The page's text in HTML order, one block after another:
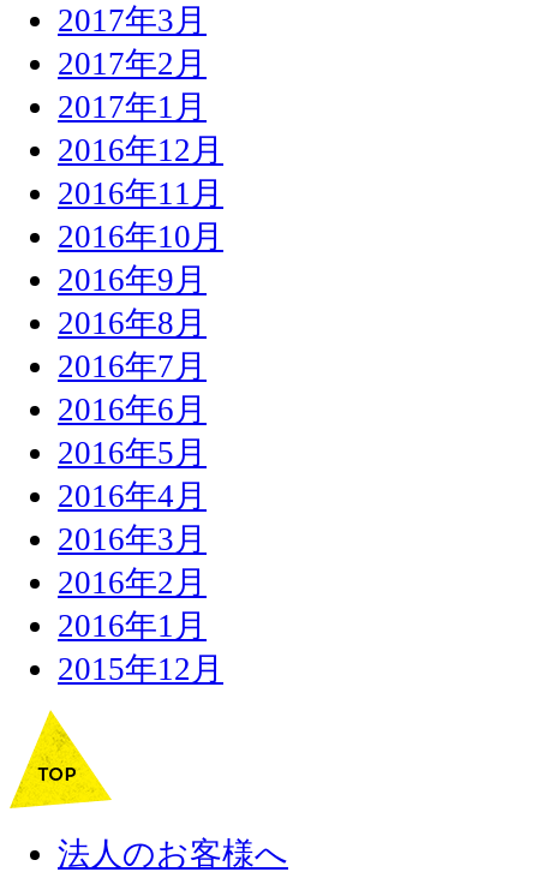
2017年3月
2017年2月
2017年1月
2016年12月
2016年11月
2016年10月
2016年9月
2016年8月
2016年7月
2016年6月
2016年5月
2016年4月
2016年3月
2016年2月
2016年1月
2015年12月
法人のお客様へ